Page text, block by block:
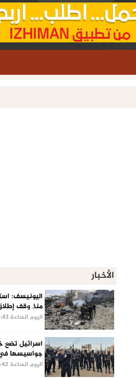
الأخبار
منذ وقف
اليوم الساعة 07:43
اسرائيل تضع
جواسيسها
اليوم الساعة 07:42